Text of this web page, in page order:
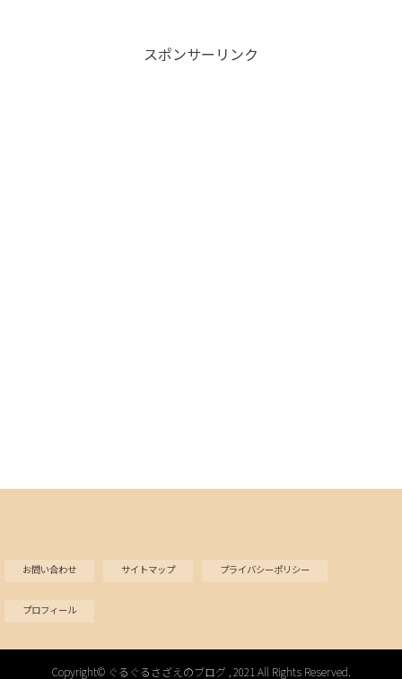
スポンサーリンク
お問い合わせ サイトマップ プライバシーポリシー
プロフィール
Copyright© ぐるぐるさざえのブログ , 2021 All Rights Reserved.